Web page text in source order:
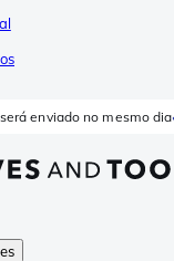
enviado no mesmo dia